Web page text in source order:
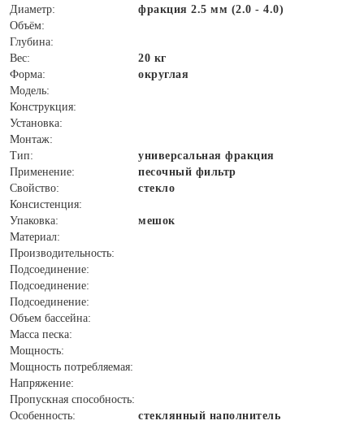
Диаметр:
фракция 2.5 мм (2.0 - 4.0)
Объём:
Глубина:
Вес:
20 кг
Форма:
округлая
Модель:
Конструкция:
Установка:
Монтаж:
Тип:
универсальная фракция
Применение:
песочный фильтр
Свойство:
стекло
Консистенция:
Упаковка:
мешок
Материал:
Производительность:
Подсоединение:
Подсоединение:
Подсоединение:
Объем бассейна:
Масса песка:
Мощность:
Мощность потребляемая:
Напряжение:
Пропускная способность:
Особенность:
стеклянный наполнитель